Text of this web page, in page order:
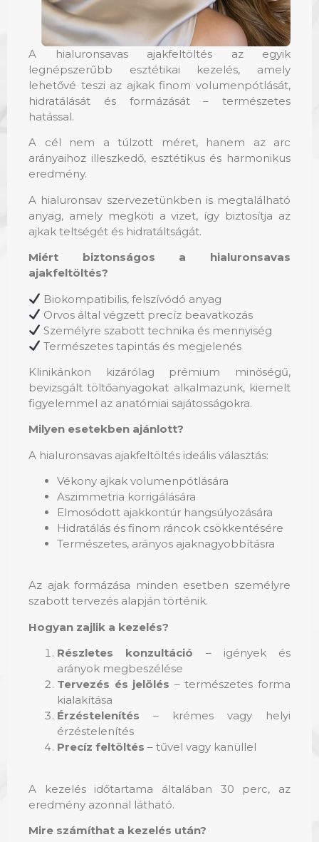
A hialuronsavas ajakfeltöltés az egyik
legnépszerűbb esztétikai kezelés, amely
lehetővé teszi az ajkak finom volumenpótlását,
hidratálását és formázását – természetes
hatással.
A cél nem a túlzott méret, hanem az arc
arányaihoz illeszkedő, esztétikus és harmonikus
eredmény.
A hialuronsav szervezetünkben is megtalálható
anyag, amely megköti a vizet, így biztosítja az
ajkak teltségét és hidratáltságát.
Miért biztonságos a hialuronsavas
ajakfeltöltés?
Biokompatibilis, felszívódó anyag
Orvos által végzett precíz beavatkozás
Személyre szabott technika és mennyiség
Természetes tapintás és megjelenés
Klinikánkon kizárólag prémium minőségű,
bevizsgált töltőanyagokat alkalmazunk, kiemelt
figyelemmel az anatómiai sajátosságokra.
Milyen esetekben ajánlott?
A hialuronsavas ajakfeltöltés ideális választás:
Vékony ajkak volumenpótlására
Aszimmetria korrigálására
Elmosódott ajakkontúr hangsúlyozására
Hidratálás és finom ráncok csökkentésére
Természetes, arányos ajaknagyobbításra
Az ajak formázása minden esetben személyre
szabott tervezés alapján történik.
Hogyan zajlik a kezelés?
Részletes konzultáció – igények és
arányok megbeszélése
Tervezés és jelölés – természetes forma
kialakítása
Érzéstelenítés – krémes vagy helyi
érzéstelenítés
Precíz feltöltés – tűvel vagy kanüllel
A kezelés időtartama általában 30 perc, az
eredmény azonnal látható.
Mire számíthat a kezelés után?